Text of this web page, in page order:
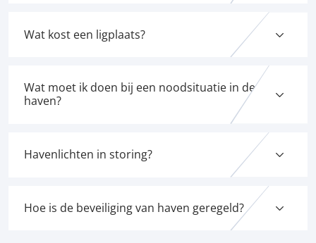
Wat kost een ligplaats?
Wat moet ik doen bij een noodsituatie in de
haven?
Havenlichten in storing?
Hoe is de beveiliging van haven geregeld?